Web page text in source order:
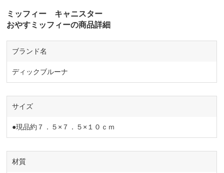
ミッフィー キャニスター
おやすミッフィーの商品詳細
ブランド名
ディックブルーナ
サイズ
●現品約７．５×７．５×１０ｃｍ
材質